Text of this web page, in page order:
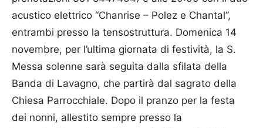
acustico elettrico “Chanrise – Polez e Chantal”,
entrambi presso la tensostruttura. Domenica 14
novembre, per l’ultima giornata di festività, la S.
Messa solenne sarà seguita dalla sfilata della
Banda di Lavagno, che partirà dal sagrato della
Chiesa Parrocchiale. Dopo il pranzo per la festa
dei nonni, allestito sempre presso la